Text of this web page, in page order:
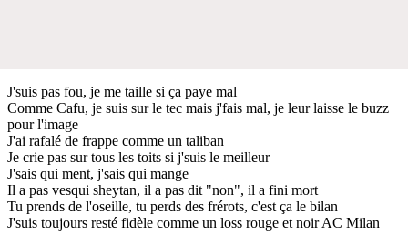
J'suis pas fou, je me taille si ça paye mal
Comme Cafu, je suis sur le tec mais j'fais mal, je leur laisse le buzz
pour l'image
J'ai rafalé de frappe comme un taliban
Je crie pas sur tous les toits si j'suis le meilleur
J'sais qui ment, j'sais qui mange
Il a pas vesqui sheytan, il a pas dit "non", il a fini mort
Tu prends de l'oseille, tu perds des frérots, c'est ça le bilan
J'suis toujours resté fidèle comme un loss rouge et noir AC Milan